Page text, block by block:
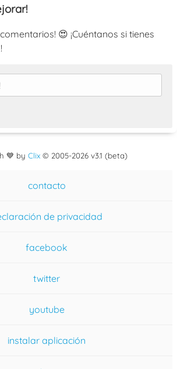
😍 ¡Cuéntanos si tienes
💙 by Clix© 2005-2026 v3.1 (beta)
contacto
de privacidad
facebook
twitter
youtube
instalar aplicación